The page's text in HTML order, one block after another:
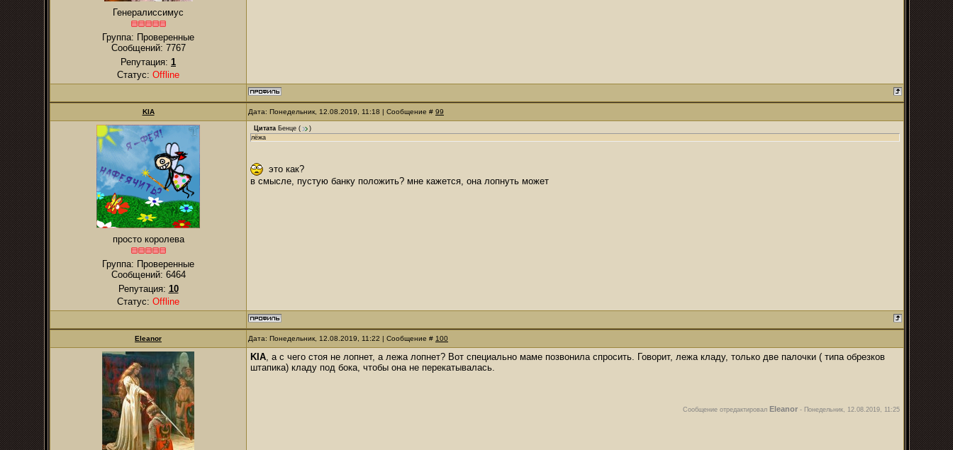
Генералиссимус
Группа: Проверенные
Сообщений: 7767
Репутация: 1
Статус: Offline
KIA Дата: Понедельник, 12.08.2019, 11:18 | Сообщение # 99
просто королева
Группа: Проверенные
Сообщений: 6464
Репутация: 10
Статус: Offline
Цитата Бенце (
)
лёжа
это как?
в смысле, пустую банку положить? мне кажется, она лопнуть может
Eleanor Дата: Понедельник, 12.08.2019, 11:22 | Сообщение # 100
KIA, а с чего стоя не лопнет, а лежа лопнет? Вот специально маме позвонила спросить. Говорит, лежа кладу, только две палочки ( типа обрезков
штапика) кладу под бока, чтобы она не перекатывалась.
Сообщение отредактировал Eleanor - Понедельник, 12.08.2019, 11:25